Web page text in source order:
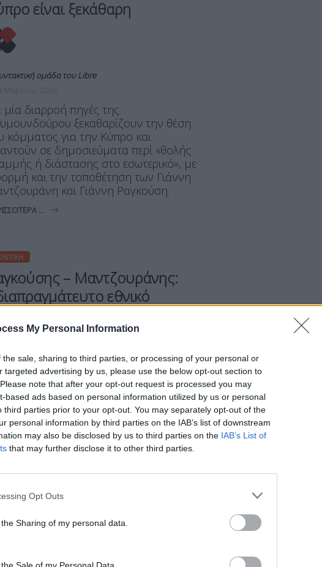
My Personal Information
the sale, sharing to third parties, or processing of your personal or
targeted advertising by us, please use the below opt-out section to
note that after your opt-out request is processed you may
based ads based on personal information utilized by us or personal
third parties prior to your opt-out. You may separately opt-out of the
personal information by third parties on the IAB’s list of downstream
may also be disclosed by us to third parties on the IAB’s List of
that may further disclose it to other third parties.
Opt Outs
Sharing of my personal data.
είναι ξεκάθαρη
ομάδα του Libre
διαρροή πηγές της
ξεκαθαρίζουν την θέση
κόμματος για την Κύπρο και
σε δημοσιεύματα περί «θολής
ή διάστασης στο εσωτερικό», με
και την τοποθέτηση των Γιάννη
και Γιάννη Ραγκούση.
...
– Μαντζουράνης:
εθνικό
ομάδα του Libre
Μαρτίου, 2026
κοινή παρέμβαση οι Γιάννης
και Γιάννης
πάνω στο κρίσιμο ζήτημα